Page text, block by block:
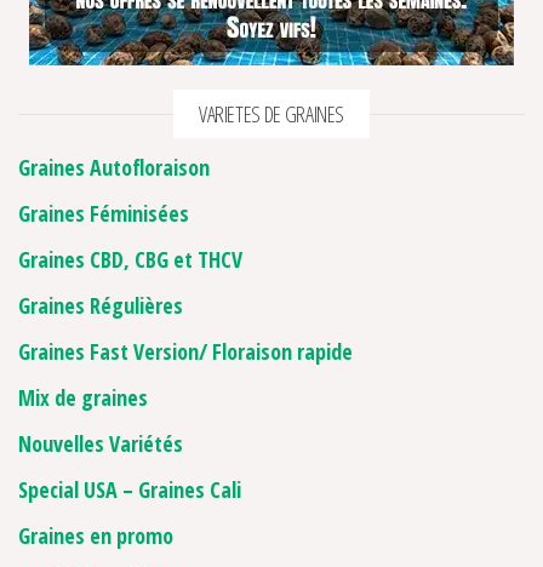
VARIETES DE GRAINES
Graines Autofloraison
Graines Féminisées
Graines CBD, CBG et THCV
Graines Régulières
Graines Fast Version/ Floraison rapide
Mix de graines
Nouvelles Variétés
Special USA – Graines Cali
Graines en promo